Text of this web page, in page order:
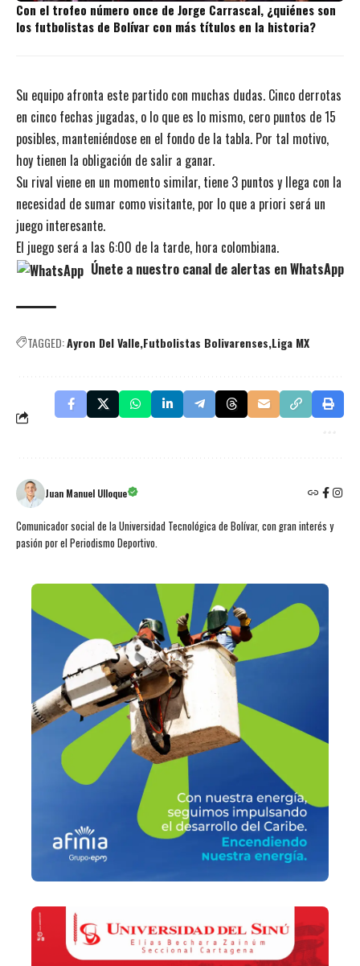
Con el trofeo número once de Jorge Carrascal, ¿quiénes son
los futbolistas de Bolívar con más títulos en la historia?
Su equipo afronta este partido con muchas dudas. Cinco derrotas
en cinco fechas jugadas, o lo que es lo mismo, cero puntos de 15
posibles, manteniéndose en el fondo de la tabla. Por tal motivo,
hoy tienen la obligación de salir a ganar.
Su rival viene en un momento similar, tiene 3 puntos y llega con la
necesidad de sumar como visitante, por lo que a priori será un
juego interesante.
El juego será a las 6:00 de la tarde, hora colombiana.
Únete a nuestro canal de alertas en WhatsApp
TAGGED:Ayron Del Valle Futbolistas Bolivarenses Liga MX
Juan Manuel Ulloque
Comunicador social de la Universidad Tecnológica de Bolívar, con gran interés y
pasión por el Periodismo Deportivo.